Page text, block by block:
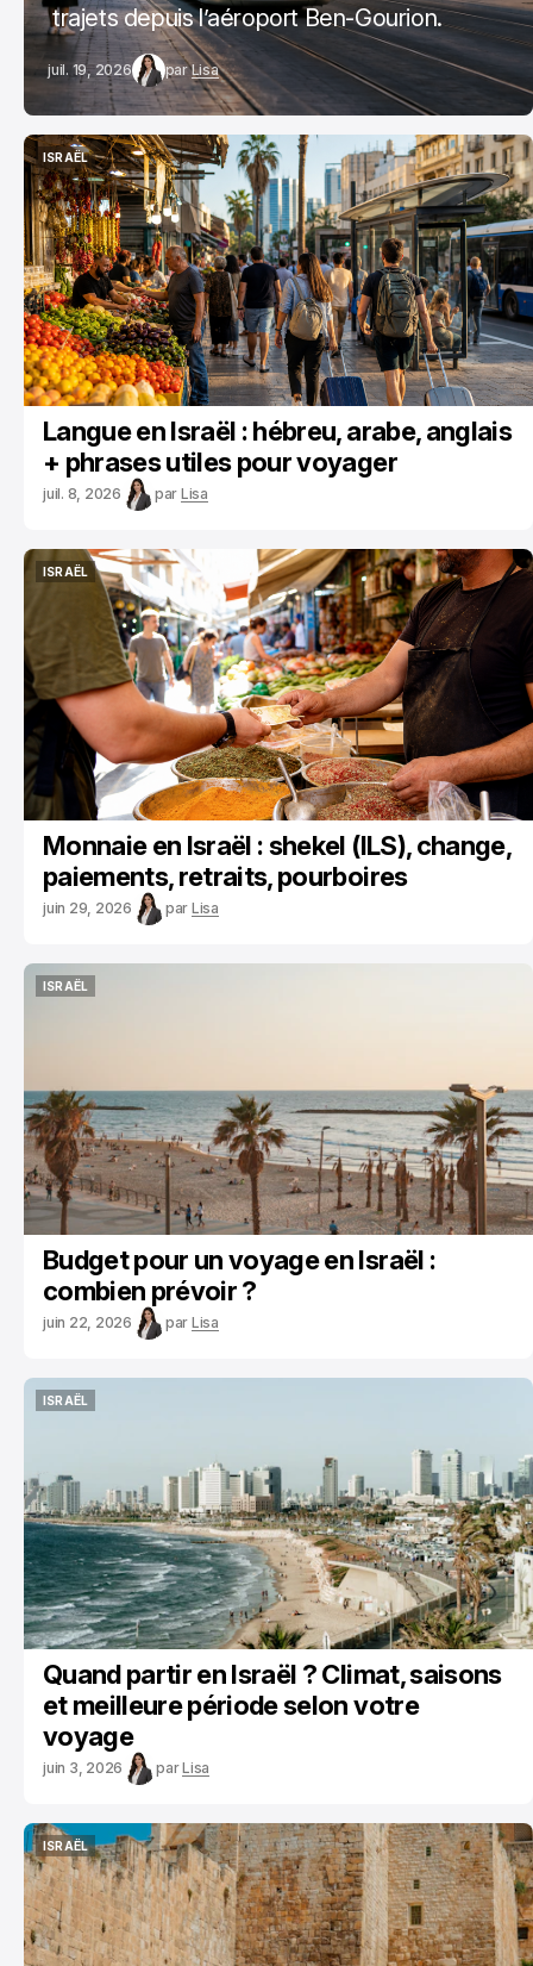
trajets depuis l’aéroport Ben-Gourion.
juil. 19, 2026 parLisa
ISRAËL
ISRAËL
Langue en Israël : hébreu, arabe, anglais
+ phrases utiles pour voyager
juil. 8, 2026 par Lisa
ISRAËL
Monnaie en Israël : shekel (ILS), change,
paiements, retraits, pourboires
juin 29, 2026 par Lisa
ISRAËL
Budget pour un voyage en Israël :
combien prévoir ?
juin 22, 2026 par Lisa
ISRAËL
Quand partir en Israël ? Climat, saisons
et meilleure période selon votre
voyage
juin 3, 2026 parLisa
ISRAËL
ISRAËL